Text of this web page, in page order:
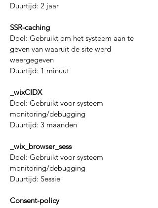
Duurtijd: 2 jaar
SSR-caching
Doel: Gebruikt om het systeem aan te
geven van waaruit de site werd
weergegeven
Duurtijd: 1 minuut
_wixCIDX
Doel: Gebruikt voor systeem
monitoring/debugging
Duurtijd: 3 maanden
_wix_browser_sess
Doel: Gebruikt voor systeem
monitoring/debugging
Duurtijd: Sessie
Consent-policy